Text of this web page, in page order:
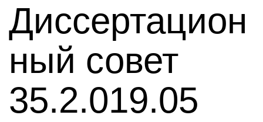
Диссертацион
ный совет
35.2.019.05